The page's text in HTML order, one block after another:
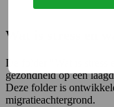
Wat is stress en
De folder "Wat is stress
gezondheid op een
Deze folder is
migratieachtergrond.